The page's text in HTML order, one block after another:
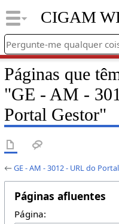
CIGAM
Páginas que
"GE - AM -
Portal Gestor"
←GE - AM - 3012 - URL do
Páginas afluentes
Página: